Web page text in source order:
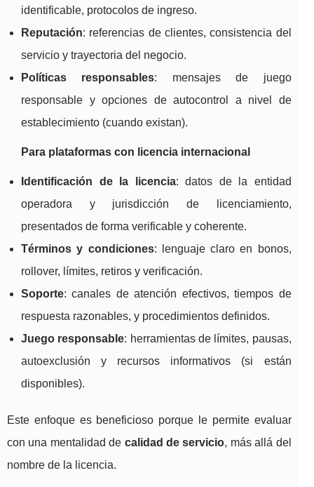
identificable, protocolos de ingreso.
Reputación: referencias de clientes, consistencia del
servicio y trayectoria del negocio.
Políticas responsables: mensajes de juego
responsable y opciones de autocontrol a nivel de
establecimiento (cuando existan).
Para plataformas con licencia internacional
Identificación de la licencia: datos de la entidad
operadora y jurisdicción de licenciamiento,
presentados de forma verificable y coherente.
Términos y condiciones: lenguaje claro en bonos,
rollover, límites, retiros y verificación.
Soporte: canales de atención efectivos, tiempos de
respuesta razonables, y procedimientos definidos.
Juego responsable: herramientas de límites, pausas,
autoexclusión y recursos informativos (si están
disponibles).
Este enfoque es beneficioso porque le permite evaluar
con una mentalidad de calidad de servicio, más allá del
nombre de la licencia.